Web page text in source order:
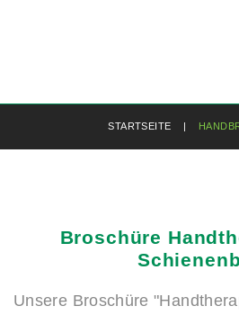
STARTSEITE |
Broschüre
Unsere Broschüre